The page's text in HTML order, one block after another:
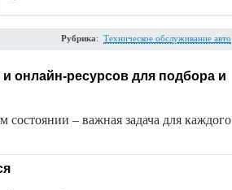
Рубрика: Техническое обслуживание авто
онлайн-ресурсов для подбора и
– важная задача для каждого